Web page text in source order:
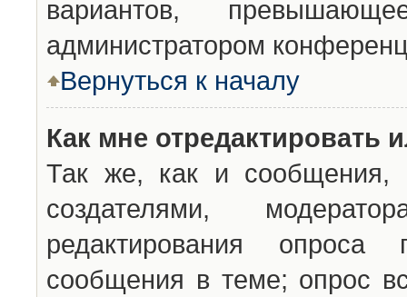
вариантов,
администратором
Вернуться к началу
Как мне отредактировать
Так же, как и сообщения,
создателями,
редактирования опроса
сообщения в теме; опрос